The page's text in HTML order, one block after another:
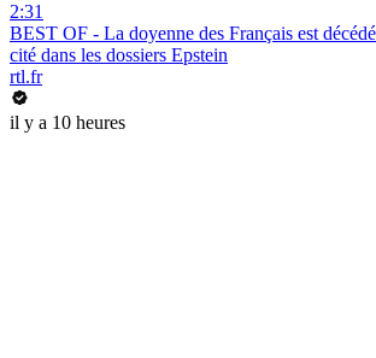
2:31
BEST OF - La doyenne des Français est
cité dans les dossiers Epstein
rtl.fr
il y a 10 heures